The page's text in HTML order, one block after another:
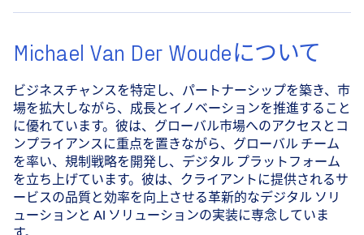
Michael Van Der Woudeについて
ビジネスチャンスを特定し、パートナーシップを築き、市
場を拡大しながら、成長とイノベーションを推進すること
に優れています。彼は、グローバル市場へのアクセスとコ
ンプライアンスに重点を置きながら、グローバル チーム
を率い、規制戦略を開発し、デジタル プラットフォーム
を立ち上げています。彼は、クライアントに提供されるサ
ービスの品質と効率を向上させる革新的なデジタル ソリ
ューションと AI ソリューションの実装に専念していま